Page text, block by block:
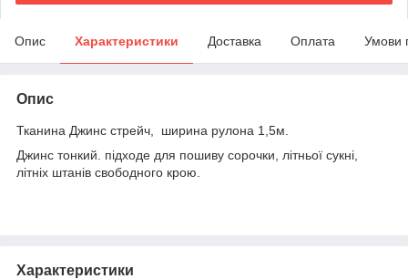
Опис Характеристики Доставка Оплата Умови
Опис
Тканина Джинс стрейч, ширина рулона 1,5м.
Джинс тонкий. підходе для пошиву сорочки, літньої сукні,
літніх штанів свободного крою.
Характеристики